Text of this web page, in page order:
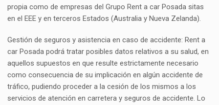
propia como de empresas del Grupo Rent a car Posada sitas
en el EEE y en terceros Estados (Australia y Nueva Zelanda).
Gestión de seguros y asistencia en caso de accidente: Rent a
car Posada podrá tratar posibles datos relativos a su salud, en
aquellos supuestos en que resulte estrictamente necesario
como consecuencia de su implicación en algún accidente de
tráfico, pudiendo proceder a la cesión de los mismos a los
servicios de atención en carretera y seguros de accidente. Lo